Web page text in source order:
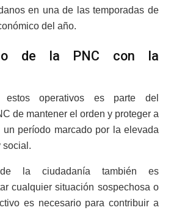
en una de las temporadas de
del año.
de la PNC con la
operativos es parte del
de mantener el orden y proteger a
un período marcado por la elevada
social.
la ciudadanía también es
cualquier situación sospechosa o
es necesario para contribuir a